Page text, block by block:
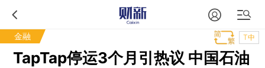
金融 T中
TapTap停运3个月引热议 中国石油